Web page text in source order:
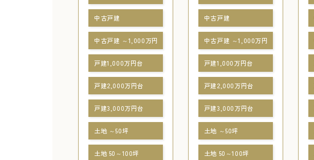
中古戸建
中古戸建 ～1,000万円
戸建1,000万円台
戸建2,000万円台
戸建3,000万円台
土地 ～50坪
土地 50～100坪
中古戸建
中古戸建 ～1,000万円
戸建1,000万円台
戸建2,000万円台
戸建3,000万円台
土地 ～50坪
土地 50～100坪